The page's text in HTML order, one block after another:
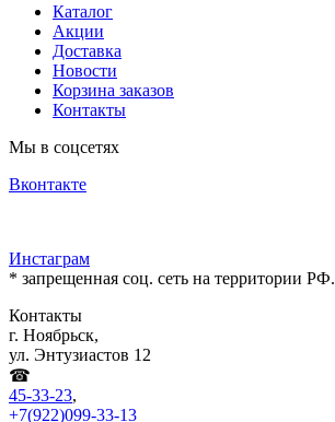
Каталог
Акции
Доставка
Новости
Корзина заказов
Контакты
Мы в соцсетях
Вконтакте
Инстаграм
* запрещенная соц. сеть на территории РФ.
Контакты
г. Ноябрьск,
ул. Энтузиастов 12
☎
45-33-23,
+7(922)099-33-13